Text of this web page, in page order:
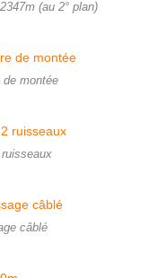
(au 2° plan)
de montée
câblé